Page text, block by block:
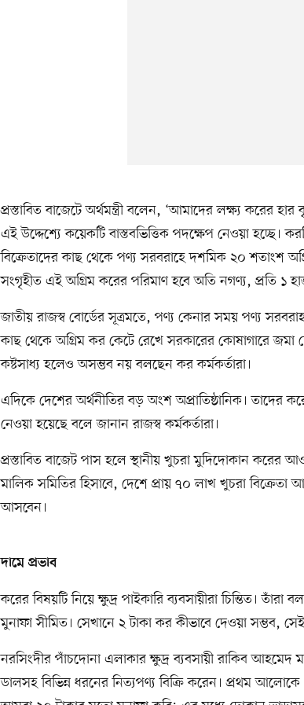
প্রস্তাবিত বাজেটে অর্থমন্ত্রী বলেন, ‘আমাদের লক্ষ্য করের হার
এই উদ্দেশ্যে কয়েকটি বাস্তবভিত্তিক পদক্ষেপ নেওয়া হচ্ছে।
বিক্রেতাদের কাছ থেকে পণ্য সরবরাহে দশমিক ২০ শতাংশ
সংগৃহীত এই অগ্রিম করের পরিমাণ হবে অতি নগণ্য, প্রতি ১
জাতীয় রাজস্ব বোর্ডের সূত্রমতে, পণ্য কেনার সময় পণ্য
কাছ থেকে অগ্রিম কর কেটে রেখে সরকারের কোষাগারে জমা
কষ্টসাধ্য হলেও অসম্ভব নয় বলছেন কর কর্মকর্তারা।
এদিকে দেশের অর্থনীতির বড় অংশ অপ্রাতিষ্ঠানিক।
নেওয়া হয়েছে বলে জানান রাজস্ব কর্মকর্তারা।
প্রস্তাবিত বাজেট পাস হলে স্থানীয় খুচরা মুদিদোকান করের
মালিক সমিতির হিসাবে, দেশে প্রায় ৭০ লাখ খুচরা
আসবেন।
দামে প্রভাব
করের বিষয়টি নিয়ে ক্ষুদ্র পাইকারি ব্যবসায়ীরা চিন্তিত। তাঁরা
মুনাফা সীমিত। সেখানে ২ টাকা কর কীভাবে দেওয়া সম্ভব,
নরসিংদীর পাঁচদোনা এলাকার ক্ষুদ্র ব্যবসায়ী রাকিব আহমেদ
ডালসহ বিভিন্ন ধরনের নিত্যপণ্য বিক্রি করেন। প্রথম